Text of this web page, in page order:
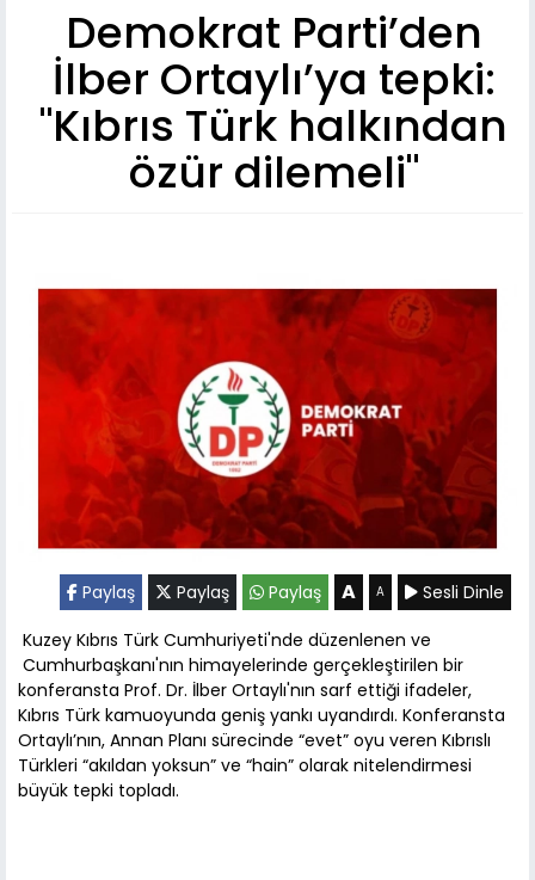
Demokrat Parti’den
İlber Ortaylı’ya tepki:
"Kıbrıs Türk halkından
özür dilemeli"
Paylaş Paylaş Paylaş A A
Sesli Dinle
Kuzey Kıbrıs Türk Cumhuriyeti'nde düzenlenen ve
Cumhurbaşkanı'nın himayelerinde gerçekleştirilen bir
konferansta Prof. Dr. İlber Ortaylı'nın sarf ettiği ifadeler,
Kıbrıs Türk kamuoyunda geniş yankı uyandırdı. Konferansta
Ortaylı’nın, Annan Planı sürecinde “evet” oyu veren Kıbrıslı
Türkleri “akıldan yoksun” ve “hain” olarak nitelendirmesi
büyük tepki topladı.